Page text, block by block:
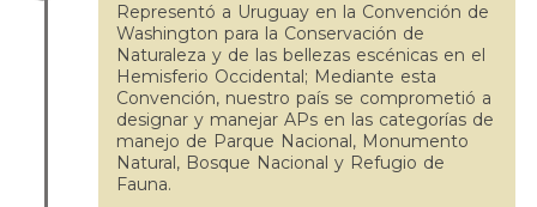
Representó a Uruguay en la Convención de
Washington para la Conservación de
Naturaleza y de las bellezas escénicas en el
Hemisferio Occidental; Mediante esta
Convención, nuestro país se comprometió a
designar y manejar APs en las categorías de
manejo de Parque Nacional, Monumento
Natural, Bosque Nacional y Refugio de
Fauna.